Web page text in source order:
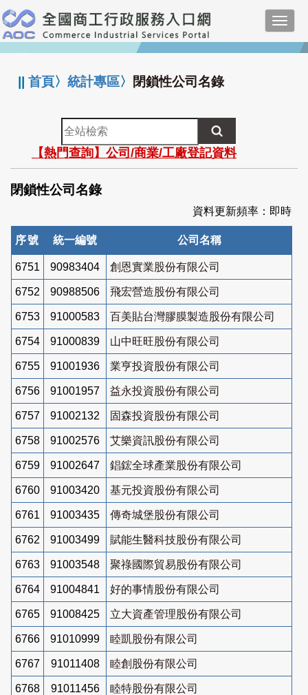
跳
到
主
要
:::
||首頁〉統計專區〉 閉鎖性公司名錄
全
站
檢
索
【熱門查詢】公司/商業/工廠登記資料
閉鎖性公司名錄
資料更新頻率：即時
序號 統一編號 公司名稱
6751 90983404 創恩實業股份有限公司
6752 90988506 飛宏營造股份有限公司
6753 91000583 百美貼台灣膠膜製造股份有限公司
6754 91000839 山中旺旺股份有限公司
6755 91001936 業亨投資股份有限公司
6756 91001957 益永投資股份有限公司
6757 91002132 固森投資股份有限公司
6758 91002576 艾樂資訊股份有限公司
6759 91002647 錩鋐全球產業股份有限公司
6760 91003420 基元投資股份有限公司
6761 91003435 傳奇城堡股份有限公司
6762 91003499 賦能生醫科技股份有限公司
6763 91003548 聚祿國際貿易股份有限公司
6764 91004841 好的事情股份有限公司
6765 91008425 立大資產管理股份有限公司
6766 91010999 睦凱股份有限公司
6767 91011408 睦創股份有限公司
6768 91011456 睦特股份有限公司